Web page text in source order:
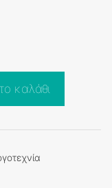
καλάθι